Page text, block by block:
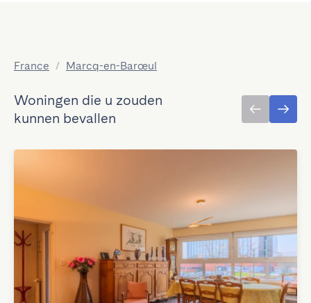
France / Marcq-en-Barœul
Woningen die u zouden
kunnen bevallen